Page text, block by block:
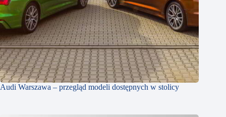
Audi Warszawa – przegląd modeli dostępnych w stolicy